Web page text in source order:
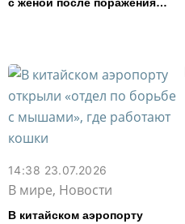
14:38 23.07.2026
В мире, Новости
В китайском аэропорту